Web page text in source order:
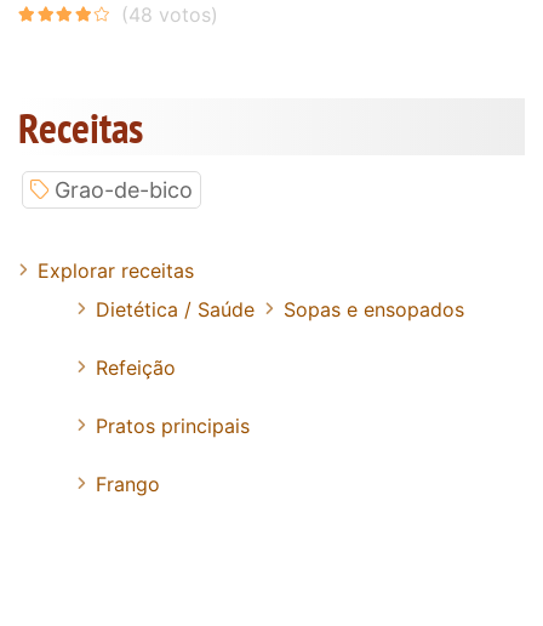
Receitas
Grao-de-bico
Explorar receitas
Dietética / Saúde
Sopas e ensopados
Refeição
Pratos principais
Frango